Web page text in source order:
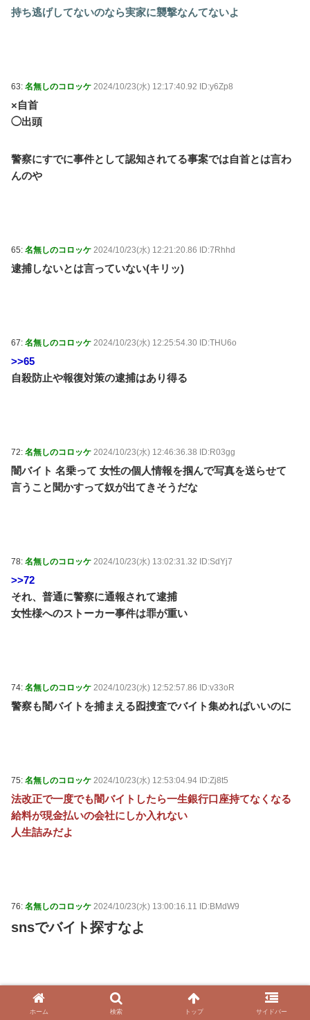
持ち逃げしてないのなら実家に襲撃なんてないよ
63: 名無しのコロッケ 2024/10/23(水) 12:17:40.92 ID:y6Zp8
×自首
◯出頭
警察にすでに事件として認知されてる事案では自首とは言わ
んのや
65: 名無しのコロッケ 2024/10/23(水) 12:21:20.86 ID:7Rhhd
逮捕しないとは言っていない(キリッ)
67: 名無しのコロッケ 2024/10/23(水) 12:25:54.30 ID:THU6o
>>65
自殺防止や報復対策の逮捕はあり得る
72: 名無しのコロッケ 2024/10/23(水) 12:46:36.38 ID:R03gg
闇バイト 名乗って 女性の個人情報を掴んで写真を送らせて
言うこと聞かすって奴が出てきそうだな
78: 名無しのコロッケ 2024/10/23(水) 13:02:31.32 ID:SdYj7
>>72
それ、普通に警察に通報されて逮捕
女性様へのストーカー事件は罪が重い
74: 名無しのコロッケ 2024/10/23(水) 12:52:57.86 ID:v33oR
警察も闇バイトを捕まえる囮捜査でバイト集めればいいのに
75: 名無しのコロッケ 2024/10/23(水) 12:53:04.94 ID:Zj8t5
法改正で一度でも闇バイトしたら一生銀行口座持てなくなる
給料が現金払いの会社にしか入れない
人生詰みだよ
76: 名無しのコロッケ 2024/10/23(水) 13:00:16.11 ID:BMdW9
snsでバイト探すなよ
名無しのコロッケ 2024/10/23(水) 13:02:23.04 ID:UYx90
ホーム 検索 トップ サイドバー